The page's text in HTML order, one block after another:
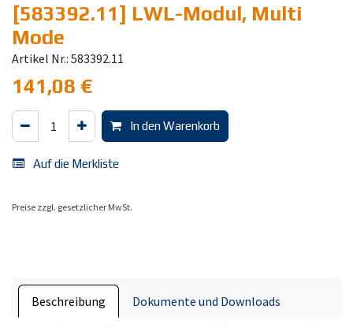
[583392.11] LWL-Modul, Multi
Mode
Artikel Nr.: 583392.11
141,08 €
In den Warenkorb
Auf die Merkliste
Preise zzgl. gesetzlicher MwSt.
Beschreibung Dokumente und Downloads